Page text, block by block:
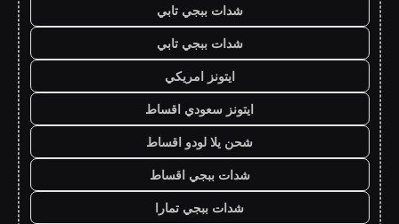
شدات ببجي تابي
شدات ببجي تابي
ايتونز امريكي
ايتونز سعودي اقساط
شحن يلا لودو اقساط
شدات ببجي اقساط
شدات ببجي تمارا